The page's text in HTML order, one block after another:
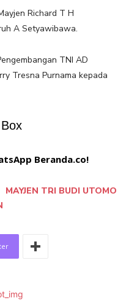
Richard T H
A Setyawibawa.
TNI AD
Tresna Purnama kepada
Beranda.co!
MAYJEN TRI BUDI UTOMO